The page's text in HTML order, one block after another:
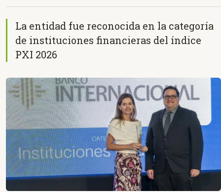
La entidad fue reconocida en la categoría
de instituciones financieras del índice
PXI 2026